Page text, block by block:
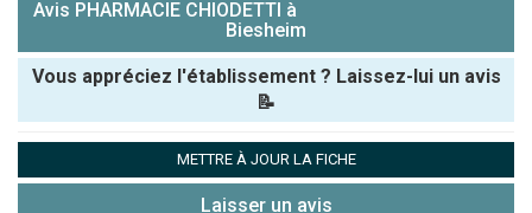
Avis PHARMACIE CHIODETTI à
Biesheim
Vous appréciez l'établissement ? Laissez-lui un avis
📝
METTRE À JOUR LA FICHE
Laisser un avis